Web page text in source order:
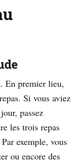
En premier lieu,
Si vous aviez
passez
les trois repas
exemple, vous
ou encore des